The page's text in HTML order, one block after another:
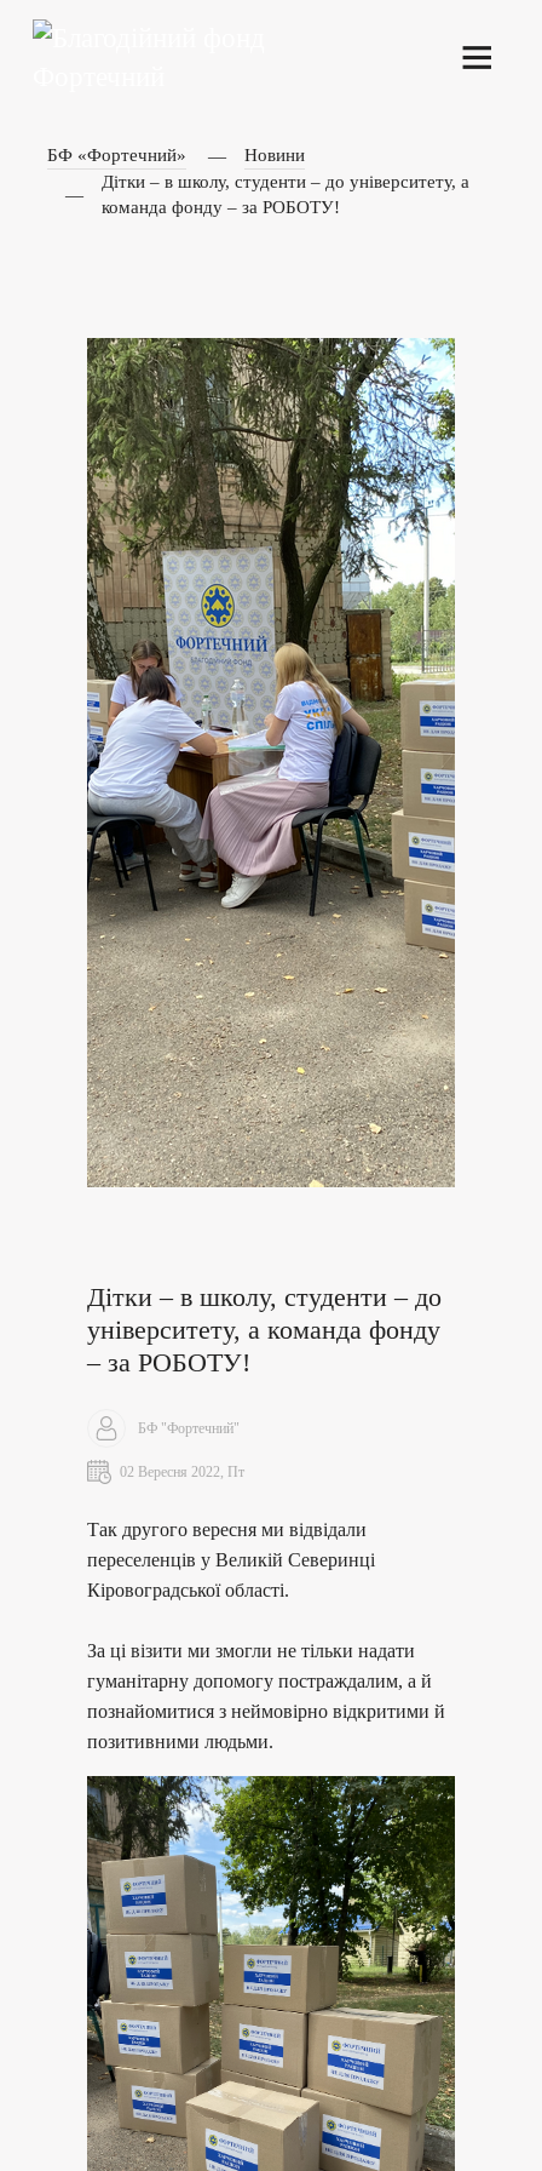
БФ «Фортечний»
Новини
Дітки – в школу, студенти – до університету, а
команда фонду – за РОБОТУ!
Дітки – в школу, студенти – до
університету, а команда фонду
– за РОБОТУ!
БФ "Фортечний"
02 Вересня 2022, Пт
Так другого вересня ми відвідали
переселенців у Великій Северинці
Кіровоградської області.
За ці візити ми змогли не тільки надати
гуманітарну допомогу постраждалим, а й
познайомитися з неймовірно відкритими й
позитивними людьми.